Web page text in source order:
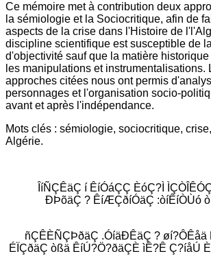
Ce mémoire met à contribution deux
la sémiologie et la Sociocritique, afin de
aspects de la crise dans l'Histoire de
discipline scientifique est susceptible de
d'objectivité sauf que la matière
les manipulations et instrumentalisations.
approches citées nous ont permis
personnages et l'organisation socio-
avant et après l'indépendance.
Mots clés : sémiologie, sociocritique,
Algérie.
ÎíÑÇÊäÇ í ÊíÓáÇÇ ÈóÇ?Ì
ÐÞõäÇ ? ÊíÆÇðíÓäÇ :òíÊíÒÙó
ñÇÊÈÑÇÞðäÇ .ÓíäÐÊäÇ ? øí?ÔÊåä
ÉÏÇðäÇ òßä ÊíÚ?Ö?ðäÇÈ ìÊ?Ê Ç?íåÚ